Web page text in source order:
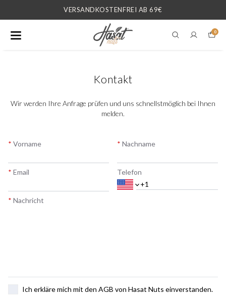
VERSANDKOSTENFREI AB 69€
0
Kontakt
Wir werden Ihre Anfrage prüfen und uns schnellstmöglich bei Ihnen
melden.
* Vorname * Nachname
* Email Telefon
* Nachricht
Ich erkläre mich mit den AGB von Hasat Nuts einverstanden.